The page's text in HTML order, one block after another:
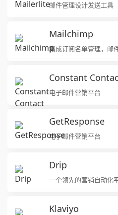
邮件管理设计发送工具
Mailchimp
集成订阅名单管理，邮
Constant
电子邮件营销平台
GetResponse
电子邮件营销平台
Drip
一个领先的营销自动化
Klaviyo